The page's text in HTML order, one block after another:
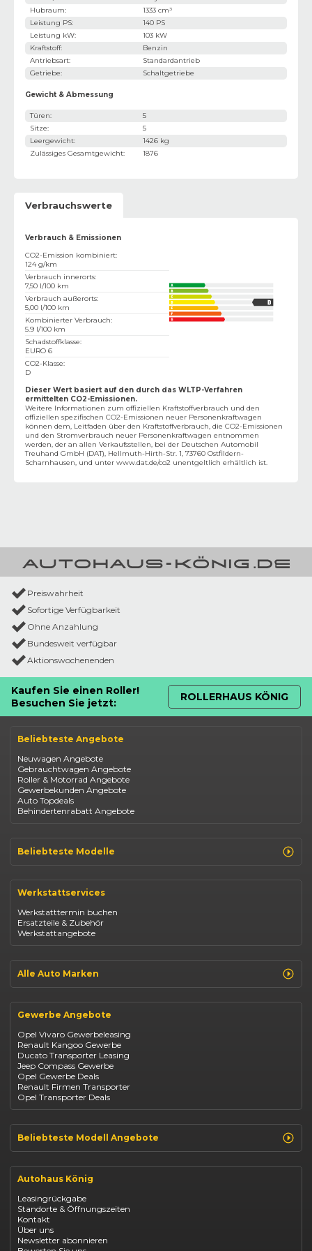
Hubraum:
1333 cm³
Leistung PS:
140 PS
Leistung kW:
103 kW
Kraftstoff:
Benzin
Antriebsart:
Standardantrieb
Getriebe: Schaltgetriebe
Gewicht & Abmessung
Türen:
5
Sitze:
5
Leergewicht:
1426 kg
Zulässiges Gesamtgewicht: 1876
Verbrauchswerte
Verbrauch & Emissionen
CO2-Emission kombiniert:
124 g/km
Verbrauch innerorts:
7,50 l/100 km
Verbrauch außerorts:
5,00 l/100 km
Kombinierter Verbrauch:
5.9 l/100 km
Schadstoffklasse:
EURO 6
CO2-Klasse:
D
Dieser Wert basiert auf den durch das WLTP-Verfahren
ermittelten CO2-Emissionen.
Weitere Informationen zum offiziellen Kraftstoffverbrauch und den
offiziellen spezifischen CO2-Emissionen neuer Personenkraftwagen
können dem‚ Leitfaden über den Kraftstoffverbrauch, die CO2-Emissionen
und den Stromverbrauch neuer Personenkraftwagen entnommen
werden, der an allen Verkaufsstellen, bei der Deutschen Automobil
Treuhand GmbH (DAT), Hellmuth-Hirth-Str. 1, 73760 Ostfildern-
Scharnhausen, und unter www.dat.de/co2 unentgeltlich erhältlich ist.
Preiswahrheit
Sofortige Verfügbarkeit
Ohne Anzahlung
Bundesweit verfügbar
Aktionswochenenden
Kaufen Sie einen Roller!
Besuchen Sie jetzt:
ROLLERHAUS KÖNIG
Beliebteste Angebote
Neuwagen Angebote
Gebrauchtwagen Angebote
Roller & Motorrad Angebote
Gewerbekunden Angebote
Auto Topdeals
Behindertenrabatt Angebote
Beliebteste Modelle
Opel Corsa
Fiat 500
Dacia Duster
Dacia Sandero
Jeep Compass
Suzuki Vitara
Suzuki Swift
Mazda CX-30
Werkstattservices
Werkstatttermin buchen
Ersatzteile & Zubehör
Werkstattangebote
Alle Auto Marken
Opel
Fiat
Jeep
Suzuki
BYD
Kia
Mazda
Citroën
Abarth
Fiat Professional
Gewerbe Angebote
Opel Vivaro Gewerbeleasing
Renault Kangoo Gewerbe
Ducato Transporter Leasing
Jeep Compass Gewerbe
Opel Gewerbe Deals
Renault Firmen Transporter
Opel Transporter Deals
Beliebteste Modell Angebote
Renault Arkana Leasing
Renault Captur Leasing
Opel Astra leasen
Opel Mokka kaufen
Opel Grandland finanzieren
Opel Vivaro Gewerbeleasing
Fiat 500 finanzieren
Autohaus König
Leasingrückgabe
Standorte & Öffnungszeiten
Kontakt
Über uns
Newsletter abonnieren